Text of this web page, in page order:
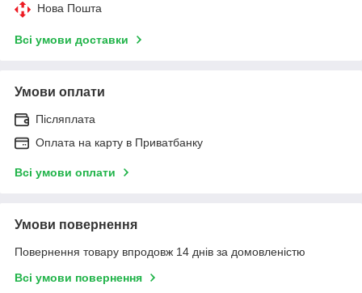
Нова Пошта
Всі умови доставки
Умови оплати
Післяплата
Оплата на карту в Приватбанку
Всі умови оплати
Умови повернення
Повернення товару впродовж 14 днів за домовленістю
Всі умови повернення